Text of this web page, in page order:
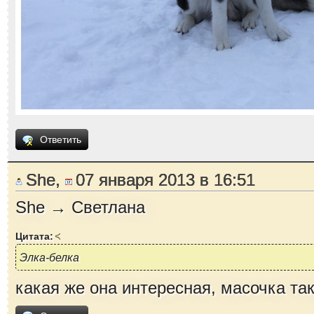
Ответить
She,
07 января 2013 в 16:51
She → Светлана
Цитата:
Элка-белка
какая же она интересная, масочка